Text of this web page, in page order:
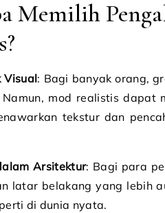
Memilih
Visual: Bagi banyak orang,
Namun, mod realistis dapat
tekstur dan
Arsitektur: Bagi para
latar belakang yang lebih
di dunia nyata.